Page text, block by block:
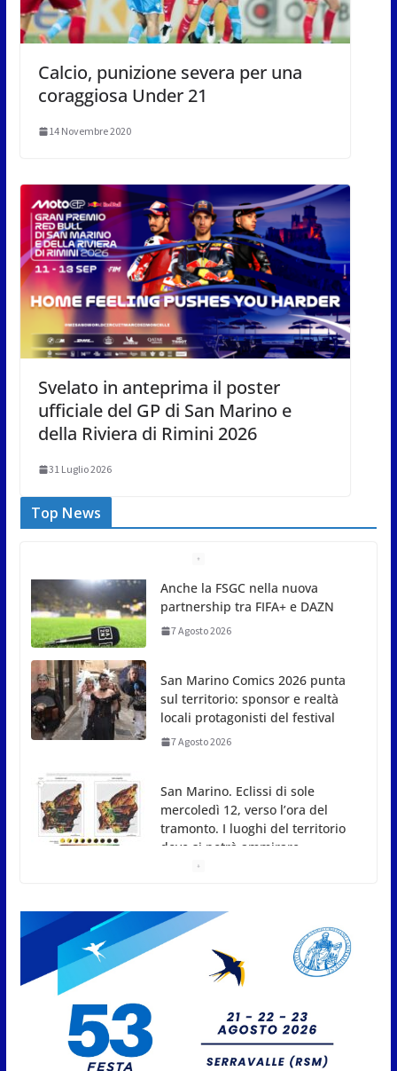
Calcio, punizione severa per una
coraggiosa Under 21
14 Novembre 2020
Svelato in anteprima il poster
ufficiale del GP di San Marino e
della Riviera di Rimini 2026
31 Luglio 2026
Top News
San Marino Comics 2026 punta
sul territorio: sponsor e realtà
locali protagonisti del festival
San Marino. Eclissi di sole
mercoledì 12, verso l’ora del
tramonto. I luoghi del territorio
7 Agosto 2026
San Marino, stop agli abbruciamenti di residui
Caccuri celebra Roberto Sergio:
cittadinanza onoraria, chiavi
della città e premio alla carriera
7 Agosto 2026
Anche la FSGC nella nuova